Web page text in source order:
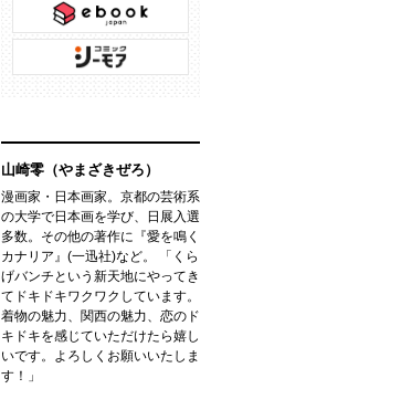
山崎零（やまざきぜろ）
漫画家・日本画家。京都の芸術系
の大学で日本画を学び、日展入選
多数。その他の著作に『愛を鳴く
カナリア』(一迅社)など。 「くら
げバンチという新天地にやってき
てドキドキワクワクしています。
着物の魅力、関西の魅力、恋のド
キドキを感じていただけたら嬉し
いです。よろしくお願いいたしま
す！」